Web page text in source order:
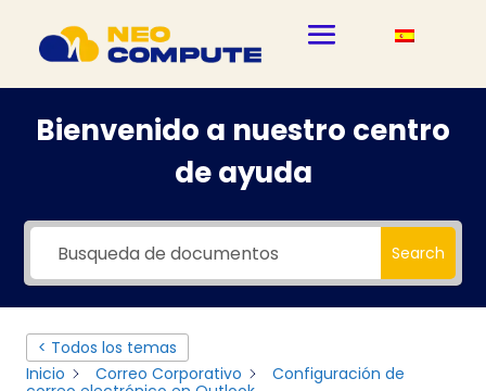
Bienvenido a nuestro centro
de ayuda
Search
< Todos los temas
Inicio
Correo Corporativo
Configuración de